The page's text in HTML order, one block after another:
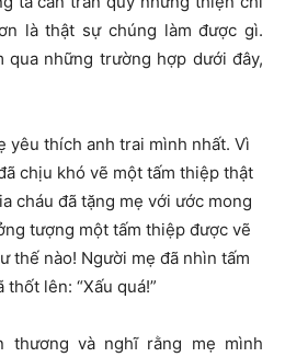
là thật sự chúng làm được gì.
qua những trường hợp dưới đây,
yêu thích anh trai mình nhất. Vì
chịu khó vẽ một tấm thiệp thật
cháu đã tặng mẹ với ước mong
tượng một tấm thiệp được vẽ
thế nào! Người mẹ đã nhìn tấm
lên: “Xấu quá!”
thương và nghĩ rằng mẹ mình